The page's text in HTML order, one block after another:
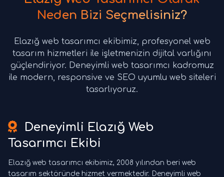
Neden Bizi Seçmelisiniz?
Elazığ web tasarımcı ekibimiz, profesyonel web
tasarım hizmetleri ile işletmenizin dijital varlığını
güçlendiriyor. Deneyimli web tasarımcı kadromuz
ile modern, responsive ve SEO uyumlu web siteleri
tasarlıyoruz.
Deneyimli Elazığ Web
Tasarımcı Ekibi
Elazığ web tasarımcı ekibimiz, 2008 yılından beri web
tasarım sektöründe hizmet vermektedir. Deneyimli web